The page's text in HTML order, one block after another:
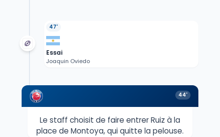
47'
Essai
Joaquin Oviedo
44'
Le staff choisit de faire entrer Ruiz à la
place de Montoya, qui quitte la pelouse.